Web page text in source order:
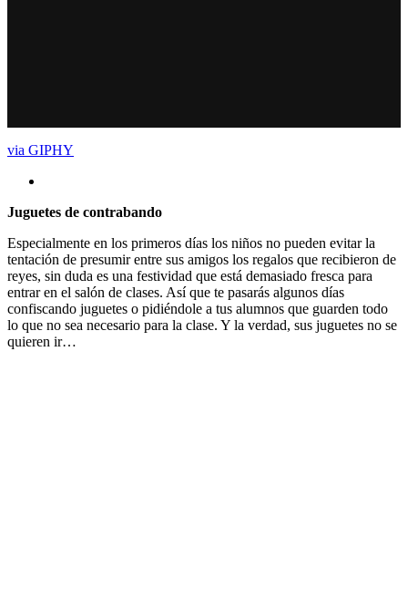
via GIPHY
Juguetes de contrabando
Especialmente en los primeros días los niños no pueden evitar la
tentación de presumir entre sus amigos los regalos que recibieron de
reyes, sin duda es una festividad que está demasiado fresca para
entrar en el salón de clases. Así que te pasarás algunos días
confiscando juguetes o pidiéndole a tus alumnos que guarden todo
lo que no sea necesario para la clase. Y la verdad, sus juguetes no se
quieren ir…